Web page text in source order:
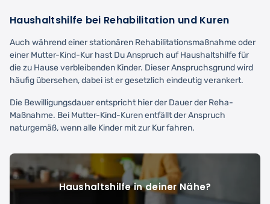
Haushaltshilfe bei Rehabilitation und Kuren
Auch während einer stationären Rehabilitationsmaßnahme oder
einer Mutter-Kind-Kur hast Du Anspruch auf Haushaltshilfe für
die zu Hause verbleibenden Kinder. Dieser Anspruchsgrund wird
häufig übersehen, dabei ist er gesetzlich eindeutig verankert.
Die Bewilligungsdauer entspricht hier der Dauer der Reha-
Maßnahme. Bei Mutter-Kind-Kuren entfällt der Anspruch
naturgemäß, wenn alle Kinder mit zur Kur fahren.
Haushaltshilfe in deiner Nähe?